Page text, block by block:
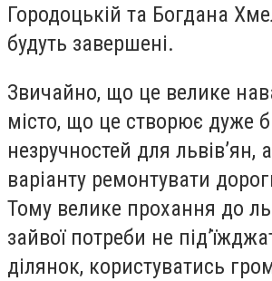
Городоцькій та Богдана
будуть завершені.
Звичайно, що це велике
місто, що це створює дуже
незручностей для львів’ян,
варіанту ремонтувати
Тому велике прохання до
зайвої потреби не
ділянок, користуватись